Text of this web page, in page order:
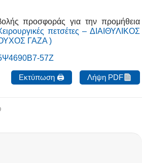
προσφοράς για την προμήθεια
πετσέτες – ΔΙΑΙΘΥΛΙΚΟΣ
ΓΑΖΑ )
57Ζ
Εκτύπωση 🖨 Λήψη PDF